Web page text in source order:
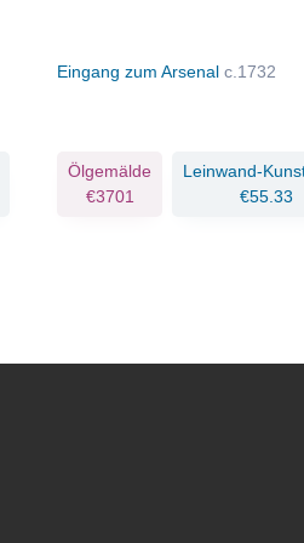
Eingang zum Arsenal c.1732
Ölgemälde
€3701
Leinwand-
€55.33